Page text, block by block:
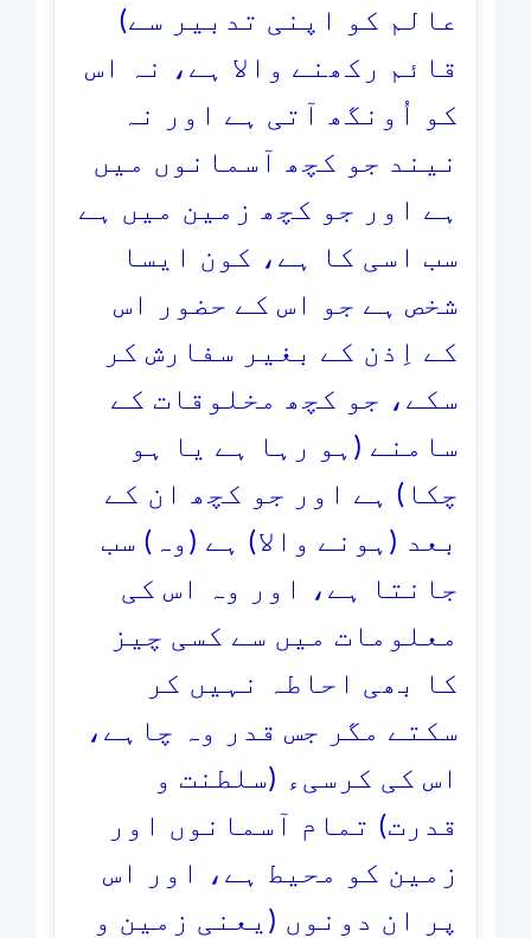
عالم کو اپنی تدبیر سے)
قائم رکھنے والا ہے، نہ اس
کو اُونگھ آتی ہے اور نہ
نیند جو کچھ آسمانوں میں
ہے اور جو کچھ زمین میں ہے
سب اسی کا ہے، کون ایسا
شخص ہے جو اس کے حضور اس
کے اِذن کے بغیر سفارش کر
سکے، جو کچھ مخلوقات کے
سامنے (ہو رہا ہے یا ہو
چکا) ہے اور جو کچھ ان کے
بعد (ہونے والا) ہے (وہ) سب
جانتا ہے، اور وہ اس کی
معلومات میں سے کسی چیز
کا بھی احاطہ نہیں کر
سکتے مگر جس قدر وہ چاہے،
اس کی کرسیء (سلطنت و
قدرت) تمام آسمانوں اور
زمین کو محیط ہے، اور اس
پر ان دونوں (یعنی زمین و